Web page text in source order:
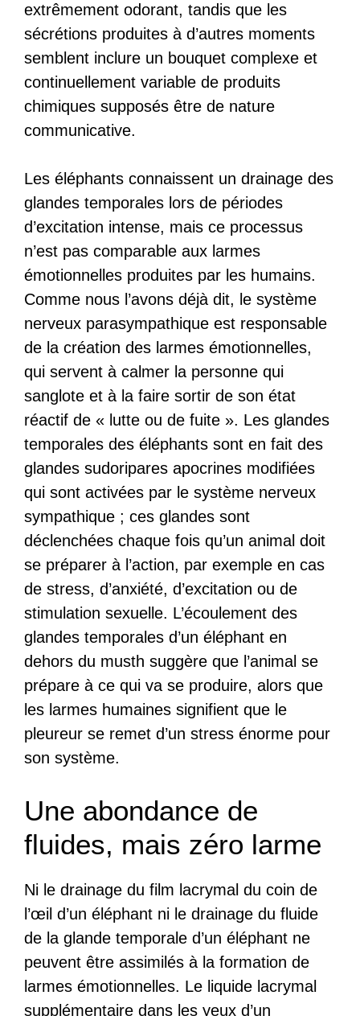
extrêmement odorant, tandis que les
sécrétions produites à d’autres moments
semblent inclure un bouquet complexe et
continuellement variable de produits
chimiques supposés être de nature
communicative.
Les éléphants connaissent un drainage des
glandes temporales lors de périodes
d’excitation intense, mais ce processus
n’est pas comparable aux larmes
émotionnelles produites par les humains.
Comme nous l’avons déjà dit, le système
nerveux parasympathique est responsable
de la création des larmes émotionnelles,
qui servent à calmer la personne qui
sanglote et à la faire sortir de son état
réactif de « lutte ou de fuite ». Les glandes
temporales des éléphants sont en fait des
glandes sudoripares apocrines modifiées
qui sont activées par le système nerveux
sympathique ; ces glandes sont
déclenchées chaque fois qu’un animal doit
se préparer à l’action, par exemple en cas
de stress, d’anxiété, d’excitation ou de
stimulation sexuelle. L’écoulement des
glandes temporales d’un éléphant en
dehors du musth suggère que l’animal se
prépare à ce qui va se produire, alors que
les larmes humaines signifient que le
pleureur se remet d’un stress énorme pour
son système.
Une abondance de
fluides, mais zéro larme
Ni le drainage du film lacrymal du coin de
l’œil d’un éléphant ni le drainage du fluide
de la glande temporale d’un éléphant ne
peuvent être assimilés à la formation de
larmes émotionnelles. Le liquide lacrymal
supplémentaire dans les yeux d’un